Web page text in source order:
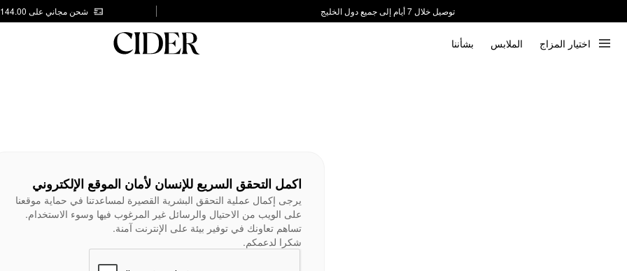
توصيل خلال 7 أيام إلى جميع دول الخليج
شحن مجاني على AED 144.00
اختيار المزاج الملابس بشأننا
اكمل التحقق السريع للإنسان لأمان الموقع الإلكتروني
يرجى إكمال عملية التحقق البشرية القصيرة لمساعدتنا في حماية موقعنا
على الويب من الاحتيال والرسائل غير المرغوب فيها وسوء الاستخدام.
تساهم تعاونك في توفير بيئة على الإنترنت آمنة.
شكرا لدعمكم.